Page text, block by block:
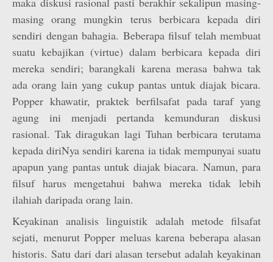
masing orang mungkin terus berbicara kepada diri
sendiri dengan bahagia. Beberapa filsuf telah membuat
suatu kebajikan (virtue) dalam berbicara kepada diri
mereka sendiri; barangkali karena merasa bahwa tak
ada orang lain yang cukup pantas untuk diajak bicara.
Popper khawatir, praktek berfilsafat pada taraf yang
agung ini menjadi pertanda kemunduran diskusi
rasional. Tak diragukan lagi Tuhan berbicara terutama
kepada diriNya sendiri karena ia tidak mempunyai suatu
apapun yang pantas untuk diajak biacara. Namun, para
filsuf harus mengetahui bahwa mereka tidak lebih
ilahiah daripada orang lain.
Keyakinan analisis linguistik adalah metode filsafat
sejati, menurut Popper meluas karena beberapa alasan
historis. Satu dari dari alasan tersebut adalah keyakinan